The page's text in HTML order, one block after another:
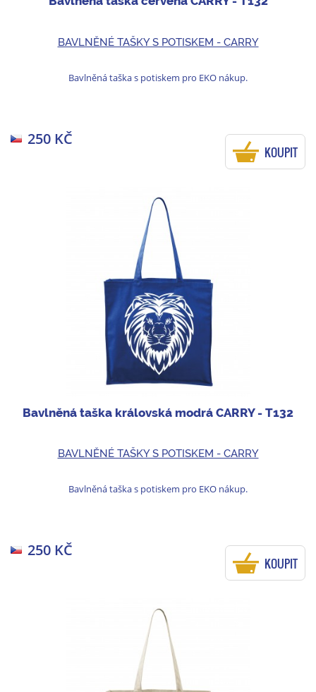
BAVLNĚNÉ TAŠKY S POTISKEM - CARRY
Bavlněná taška s potiskem pro EKO nákup.
250 KČ
KOUPIT
Bavlněná taška královská modrá CARRY - T132
BAVLNĚNÉ TAŠKY S POTISKEM - CARRY
Bavlněná taška s potiskem pro EKO nákup.
250 KČ
KOUPIT